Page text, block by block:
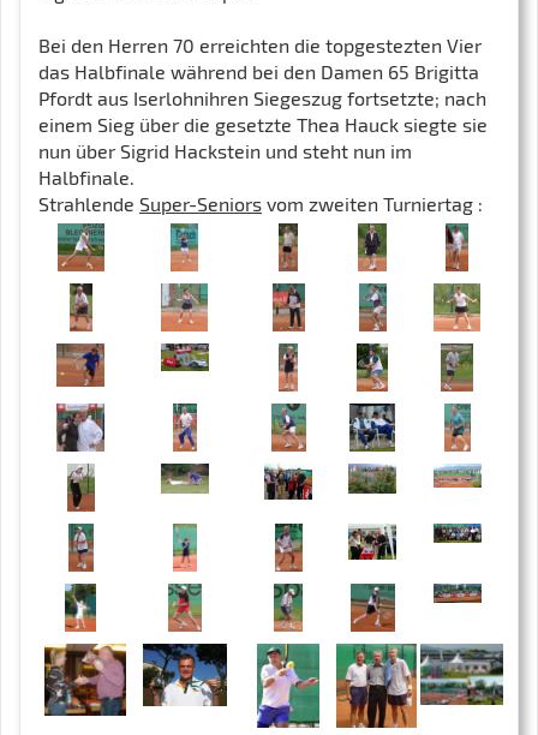
Bei den Herren 70 erreichten die topgestezten Vier
das Halbfinale während bei den Damen 65 Brigitta
Pfordt aus Iserlohnihren Siegeszug fortsetzte; nach
einem Sieg über die gesetzte Thea Hauck siegte sie
nun über Sigrid Hackstein und steht nun im
Halbfinale.
Strahlende Super-Seniors vom zweiten Turniertag :